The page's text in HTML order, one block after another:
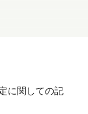
に関しての記